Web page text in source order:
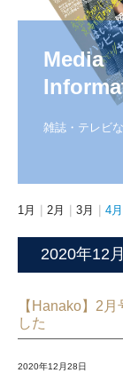
MEDIA INFO
MEDIA INFO
MEDIA INFO
MEDIA INFO
MEDIA INFO
ONLINE SHOP
イベント情報
Media
雑誌・テレビ
1月 2月 3月 4月
2020年12月
【Hanako】2
した
2020年12月28日